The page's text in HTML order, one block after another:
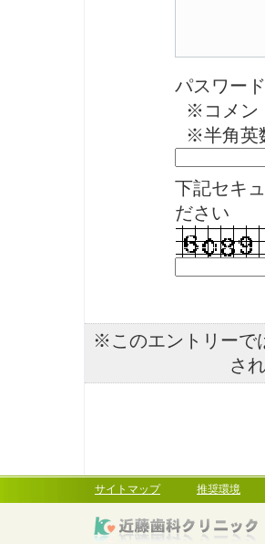
パスワー
※コメン
※半角英
下記セキ
ださい
※このエントリーで
さ
サイトマップ 推奨環境